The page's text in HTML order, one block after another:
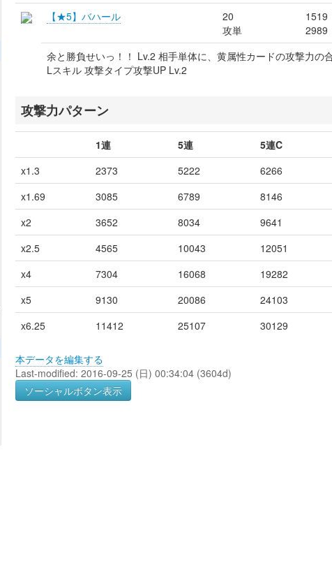
【★5】バハール
20
攻単
1519
2989
余と勝負せいっ！！ Lv.2 相手単体に、黄属性カードの攻撃力の
Lスキル 攻撃タイプ攻撃UP Lv.2
攻撃力パターン
1連 5連 5連C
x1.3
2373 5222 6266
x1.69
3085 6789 8146
x2
3652 8034 9641
x2.5
4565 10043 12051
x4
7304 16068 19282
x5
9130 20086 24103
x6.25
11412 25107 30129
本データを編集する
Last-modified: 2016-09-25 (日) 00:34:04 (3604d)
ソーシャルボタン表示